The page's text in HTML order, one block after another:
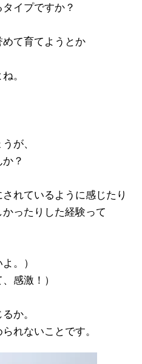
イプですか？
て育てようとか
。
が、
？
れているように感じたり
ったりした経験って
。）
感激！）
か。
れないことです。